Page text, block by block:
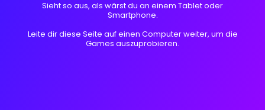
Sieht so aus, als wärst du an einem Tablet oder
Smartphone.
Leite dir diese Seite auf einen Computer weiter, um die
Games auszuprobieren.